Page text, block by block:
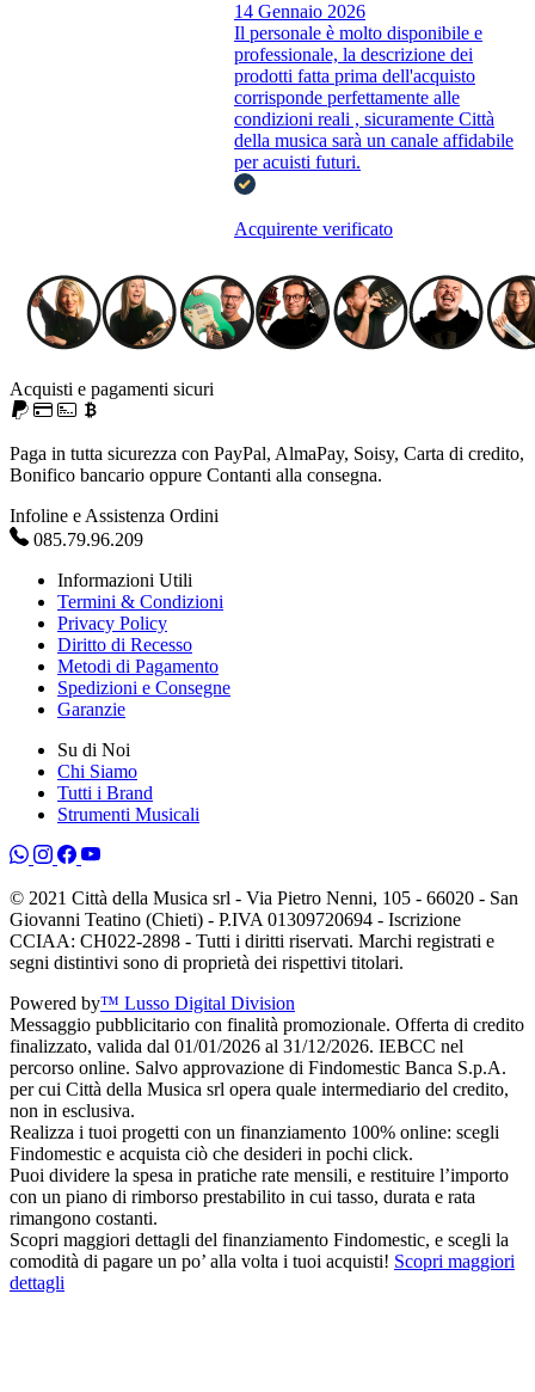
14 Gennaio 2026
Il personale è molto disponibile e
professionale, la descrizione dei
prodotti fatta prima dell'acquisto
corrisponde perfettamente alle
condizioni reali , sicuramente Città
della musica sarà un canale affidabile
per acuisti futuri.
Acquirente verificato
Acquisti e pagamenti sicuri
Paga in tutta sicurezza con PayPal, AlmaPay, Soisy, Carta di credito,
Bonifico bancario oppure Contanti alla consegna.
Infoline e Assistenza Ordini
085.79.96.209
Informazioni Utili
Termini & Condizioni
Privacy Policy
Diritto di Recesso
Metodi di Pagamento
Spedizioni e Consegne
Garanzie
Su di Noi
Chi Siamo
Tutti i Brand
Strumenti Musicali
© 2021 Città della Musica srl - Via Pietro Nenni, 105 - 66020 - San
Giovanni Teatino (Chieti) - P.IVA 01309720694 - Iscrizione
CCIAA: CH022-2898 - Tutti i diritti riservati. Marchi registrati e
segni distintivi sono di proprietà dei rispettivi titolari.
Powered by™ Lusso Digital Division
Messaggio pubblicitario con finalità promozionale. Offerta di credito
finalizzato, valida dal 01/01/2026 al 31/12/2026. IEBCC nel
percorso online. Salvo approvazione di Findomestic Banca S.p.A.
per cui Città della Musica srl opera quale intermediario del credito,
non in esclusiva.
Realizza i tuoi progetti con un finanziamento 100% online: scegli
Findomestic e acquista ciò che desideri in pochi click.
Puoi dividere la spesa in pratiche rate mensili, e restituire l’importo
con un piano di rimborso prestabilito in cui tasso, durata e rata
rimangono costanti.
Scopri maggiori dettagli del finanziamento Findomestic, e scegli la
comodità di pagare un po’ alla volta i tuoi acquisti! Scopri maggiori
dettagli